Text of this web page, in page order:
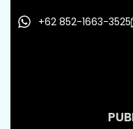
+62 852-1663-3525